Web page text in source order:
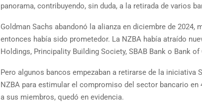
panorama, contribuyendo, sin duda, a la retirada de varios
Goldman Sachs abandonó la alianza en diciembre de 2024,
entonces había sido prometedor. La NZBA había atraído
Holdings, Principality Building Society, SBAB Bank o Bank of
Pero algunos bancos empezaban a retirarse de la iniciativa
NZBA para estimular el compromiso del sector bancario
a sus miembros, quedó en evidencia.